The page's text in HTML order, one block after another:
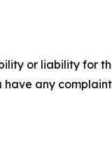
or liability for
any